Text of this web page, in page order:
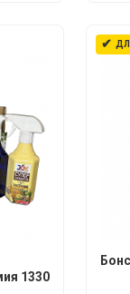
1330
✔